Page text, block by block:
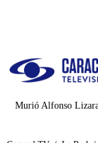
Murió Alfonso